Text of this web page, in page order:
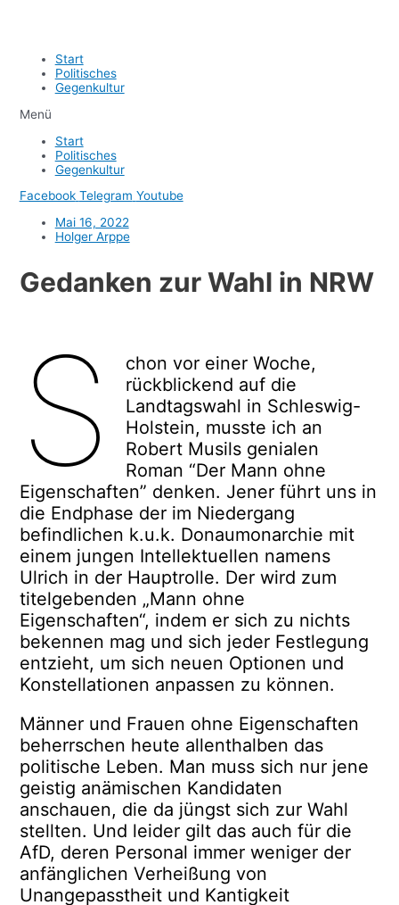
Start
Politisches
Gegenkultur
Menü
Start
Politisches
Gegenkultur
Facebook Telegram Youtube
Mai 16, 2022
Holger Arppe
Gedanken zur Wahl in NRW
S
chon vor einer Woche,
rückblickend auf die
Landtagswahl in Schleswig-
Holstein, musste ich an
Robert Musils genialen
Roman “Der Mann ohne
Eigenschaften” denken. Jener führt uns in
die Endphase der im Niedergang
befindlichen k.u.k. Donaumonarchie mit
einem jungen Intellektuellen namens
Ulrich in der Hauptrolle. Der wird zum
titelgebenden „Mann ohne
Eigenschaften“, indem er sich zu nichts
bekennen mag und sich jeder Festlegung
entzieht, um sich neuen Optionen und
Konstellationen anpassen zu können.
Männer und Frauen ohne Eigenschaften
beherrschen heute allenthalben das
politische Leben. Man muss sich nur jene
geistig anämischen Kandidaten
anschauen, die da jüngst sich zur Wahl
stellten. Und leider gilt das auch für die
AfD, deren Personal immer weniger der
anfänglichen Verheißung von
Unangepasstheit und Kantigkeit